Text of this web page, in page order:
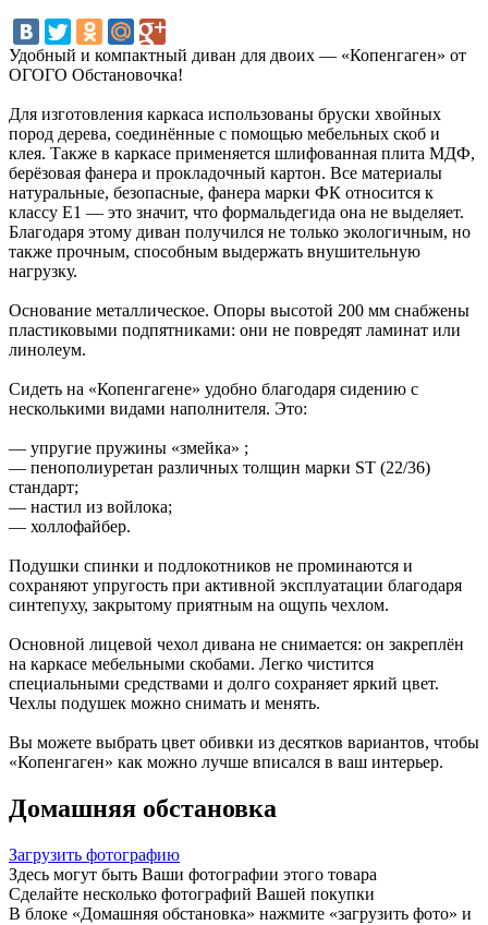
Удобный и компактный диван для двоих — «Копенгаген» от
ОГОГО Обстановочка!
Для изготовления каркаса использованы бруски хвойных
пород дерева, соединённые с помощью мебельных скоб и
клея. Также в каркасе применяется шлифованная плита МДФ,
берёзовая фанера и прокладочный картон. Все материалы
натуральные, безопасные, фанера марки ФК относится к
классу Е1 — это значит, что формальдегида она не выделяет.
Благодаря этому диван получился не только экологичным, но
также прочным, способным выдержать внушительную
нагрузку.
Основание металлическое. Опоры высотой 200 мм снабжены
пластиковыми подпятниками: они не повредят ламинат или
линолеум.
Сидеть на «Копенгагене» удобно благодаря сидению с
несколькими видами наполнителя. Это:
— упругие пружины «змейка» ;
— пенополиуретан различных толщин марки ST (22/36)
стандарт;
— настил из войлока;
— холлофайбер.
Подушки спинки и подлокотников не проминаются и
сохраняют упругость при активной эксплуатации благодаря
синтепуху, закрытому приятным на ощупь чехлом.
Основной лицевой чехол дивана не снимается: он закреплён
на каркасе мебельными скобами. Легко чистится
специальными средствами и долго сохраняет яркий цвет.
Чехлы подушек можно снимать и менять.
Вы можете выбрать цвет обивки из десятков вариантов, чтобы
«Копенгаген» как можно лучше вписался в ваш интерьер.
Домашняя обстановка
Загрузить фотографию
Здесь могут быть Ваши фотографии этого товара
Сделайте несколько фотографий Вашей покупки
В блоке «Домашняя обстановка» нажмите «загрузить фото» и